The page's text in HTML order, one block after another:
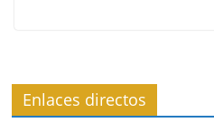
Enlaces directos